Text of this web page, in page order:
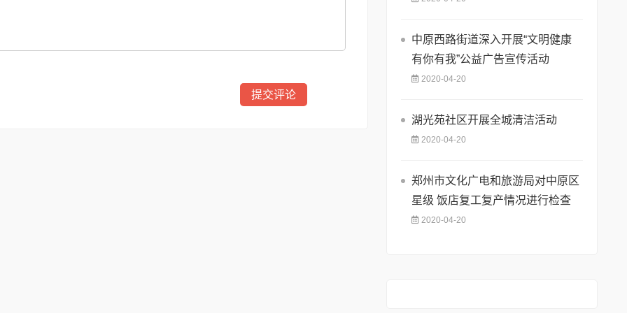
中原西路街道深入开展“文明健康
有你有我”公益广告宣传活动
2020-04-20
湖光苑社区开展全城清洁活动
2020-04-20
郑州市文化广电和旅游局对中原区
星级 饭店复工复产情况进行检查
2020-04-20